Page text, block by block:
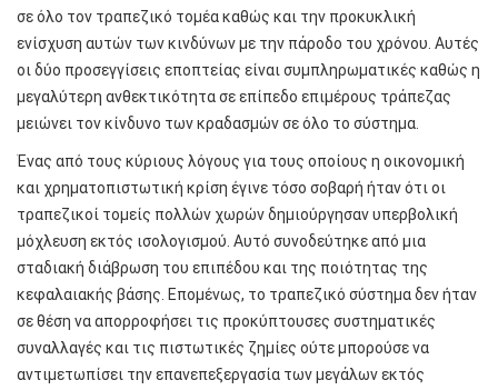
σε όλο τον τραπεζικό τομέα καθώς και την προκυκλική
ενίσχυση αυτών των κινδύνων με την πάροδο του χρόνου. Αυτές
οι δύο προσεγγίσεις εποπτείας είναι συμπληρωματικές καθώς η
μεγαλύτερη ανθεκτικότητα σε επίπεδο επιμέρους τράπεζας
μειώνει τον κίνδυνο των κραδασμών σε όλο το σύστημα.
Ένας από τους κύριους λόγους για τους οποίους η οικονομική
και χρηματοπιστωτική κρίση έγινε τόσο σοβαρή ήταν ότι οι
τραπεζικοί τομείς πολλών χωρών δημιούργησαν υπερβολική
μόχλευση εκτός ισολογισμού. Αυτό συνοδεύτηκε από μια
σταδιακή διάβρωση του επιπέδου και της ποιότητας της
κεφαλαιακής βάσης. Επομένως, το τραπεζικό σύστημα δεν ήταν
σε θέση να απορροφήσει τις προκύπτουσες συστηματικές
συναλλαγές και τις πιστωτικές ζημίες ούτε μπορούσε να
αντιμετωπίσει την επανεπεξεργασία των μεγάλων εκτός